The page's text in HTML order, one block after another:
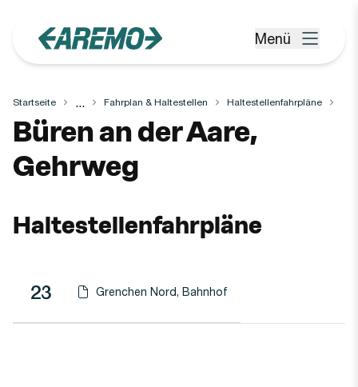
Menü öffnen
Menü
Startseite ... Fahrplan & Haltestellen Haltestellenfahrpläne
Haltestelle
Büren an der Aare,
Gehrweg
Haltestellenfahrpläne
Linie Richtung
Linie
23 Haltestellen-PDF herunterladen für
Grenchen Nord, Bahnhof
(Öffnet in einen neuen Tab oder Fenster)